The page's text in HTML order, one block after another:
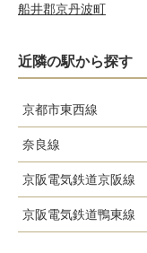
船井郡京丹波町
近隣の駅から探す
京都市東西線
三条京阪駅
東山駅
蹴上駅
奈良線
東福寺駅
京阪電気鉄道京阪線
三条駅
京阪電気鉄道鴨東線